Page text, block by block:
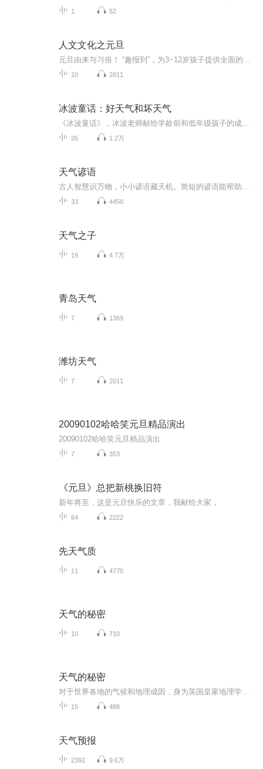
1 52
人文文化之元旦
10 2011
冰波童话：好天气和坏天气
26 1.2万
天气谚语
33 4450
天气之子
19 4.7万
青岛天气
7 1369
潍坊天气
7 2011
20090102哈哈笑元旦精品演出
20090102哈哈笑元旦精品演出
7 353
《元旦》总把新桃换旧符
新年将至，这是元旦快乐的文章，我献给大家，
64 2222
先天气质
11 4770
天气的秘密
10 710
天气的秘密
15 488
天气预报
2392 9.6万